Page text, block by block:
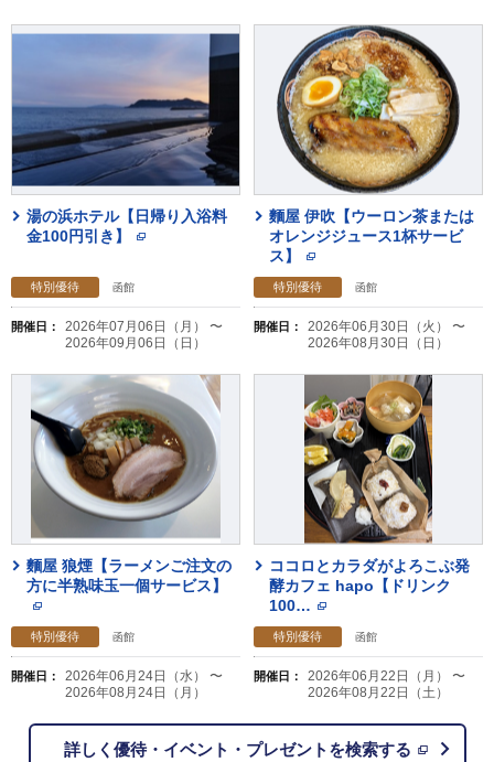
湯の浜ホテル【日帰り入浴料
金100円引き】
特別優待 函館
開催日：
2026年07月06日（月） 〜
2026年09月06日（日）
麵屋 伊吹【ウーロン茶または
オレンジジュース1杯サービ
ス】
特別優待 函館
開催日：
2026年06月30日（火） 〜
2026年08月30日（日）
麵屋 狼煙【ラーメンご注文の
方に半熟味玉一個サービス】
特別優待 函館
開催日：
2026年06月24日（水） 〜
2026年08月24日（月）
ココロとカラダがよろこぶ発
酵カフェ hapo【ドリンク
100…
特別優待 函館
開催日：
2026年06月22日（月） 〜
2026年08月22日（土）
詳しく優待・イベント・プレゼントを検索する